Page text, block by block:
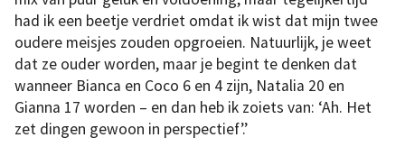
had ik een beetje verdriet omdat ik wist dat mijn twee
oudere meisjes zouden opgroeien. Natuurlijk, je weet
dat ze ouder worden, maar je begint te denken dat
wanneer Bianca en Coco 6 en 4 zijn, Natalia 20 en
Gianna 17 worden – en dan heb ik zoiets van: ‘Ah. Het
zet dingen gewoon in perspectief’.’